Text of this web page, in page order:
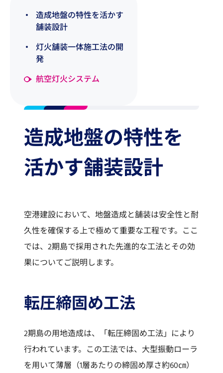
造成地盤の特性を活かす
舗装設計
灯火舗装一体施工法の開
発
航空灯火システム
造成地盤の特性を
活かす舗装設計
空港建設において、地盤造成と舗装は安全性と耐
久性を確保する上で極めて重要な工程です。ここ
では、2期島で採用された先進的な工法とその効
果についてご説明します。
転圧締固め工法
2期島の用地造成は、「転圧締固め工法」により
行われています。この工法では、大型振動ローラ
を用いて薄層（1層あたりの締固め厚さ約60㎝）